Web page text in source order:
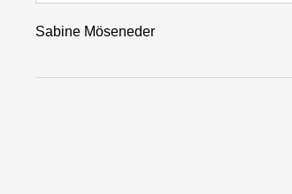
Sabine Möseneder